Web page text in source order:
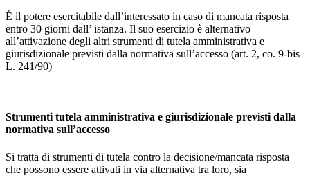
É il potere esercitabile dall’interessato in caso di mancata risposta
entro 30 giorni dall’ istanza. Il suo esercizio è alternativo
all’attivazione degli altri strumenti di tutela amministrativa e
giurisdizionale previsti dalla normativa sull’accesso (art. 2, co. 9-bis
L. 241/90)
Strumenti tutela amministrativa e giurisdizionale previsti dalla
normativa sull’accesso
Si tratta di strumenti di tutela contro la decisione/mancata risposta
che possono essere attivati in via alternativa tra loro, sia